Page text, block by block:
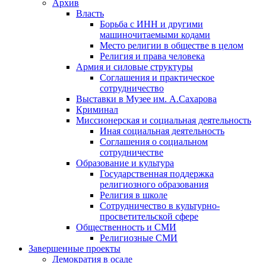
Архив
Власть
Борьба с ИНН и другими
машиночитаемыми кодами
Место религии в обществе в целом
Религия и права человека
Армия и силовые структуры
Соглашения и практическое
сотрудничество
Выставки в Музее им. А.Сахарова
Криминал
Миссионерская и социальная деятельность
Иная социальная деятельность
Соглашения о социальном
сотрудничестве
Образование и культура
Государственная поддержка
религиозного образования
Религия в школе
Сотрудничество в культурно-
просветительской сфере
Общественность и СМИ
Религиозные СМИ
Завершенные проекты
Демократия в осаде